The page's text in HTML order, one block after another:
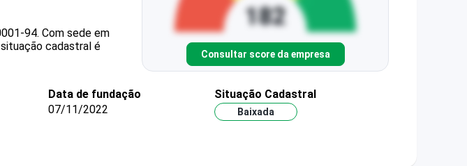
94. Com sede em
cadastral é
Consultar score da empresa
Data de fundação
07/11/2022
Situação Cadastral
Baixada